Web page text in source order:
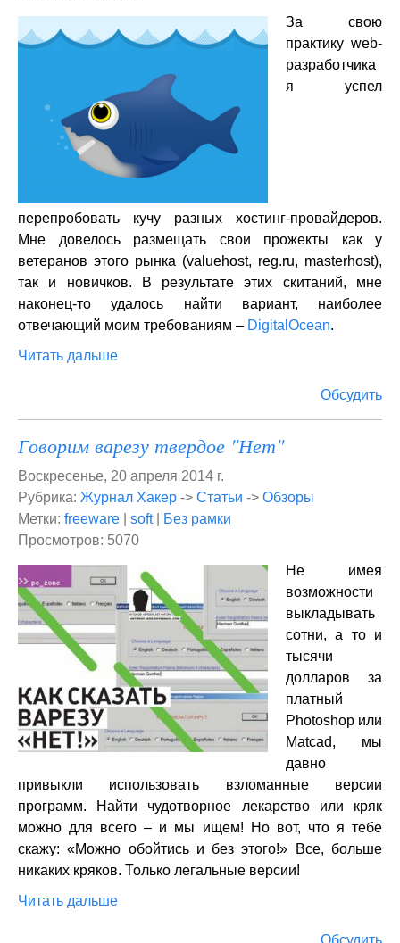
За свою
практику web-
разработчика
я успел
перепробовать кучу разных хостинг-провайдеров.
Мне довелось размещать свои прожекты как у
ветеранов этого рынка (valuehost, reg.ru, masterhost),
так и новичков. В результате этих скитаний, мне
наконец-то удалось найти вариант, наиболее
отвечающий моим требованиям – DigitalOcean.
Читать дальше
Обсудить
Говорим варезу твердое "Нет"
Воскресенье, 20 апреля 2014 г.
Рубрика: Журнал Хакер -> Статьи -> Обзоры
Метки: freeware soft|
Без рамки
Просмотров: 5070
Не имея
возможности
выкладывать
сотни, а то и
тысячи
долларов за
платный
Photoshop или
Matcad, мы
давно
привыкли использовать взломанные версии
программ. Найти чудотворное лекарство или кряк
можно для всего – и мы ищем! Но вот, что я тебе
скажу: «Можно обойтись и без этого!» Все, больше
никаких кряков. Только легальные версии!
Читать дальше
Обсудить